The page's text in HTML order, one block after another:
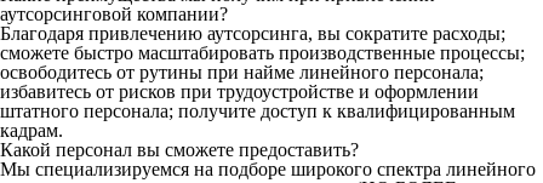
аутсорсинговой компании?
Благодаря привлечению аутсорсинга, вы сократите расходы;
сможете быстро масштабировать производственные процессы;
освободитесь от рутины при найме линейного персонала;
избавитесь от рисков при трудоустройстве и оформлении
штатного персонала; получите доступ к квалифицированным
кадрам.
Какой персонал вы сможете предоставить?
Мы специализируемся на подборе широкого спектра линейного